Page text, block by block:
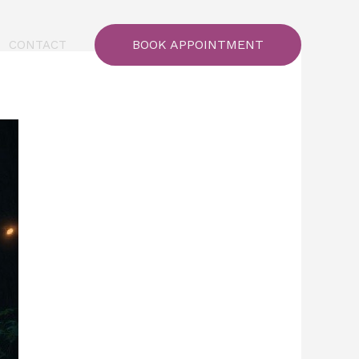
CONTACT BOOK APPOINTMENT